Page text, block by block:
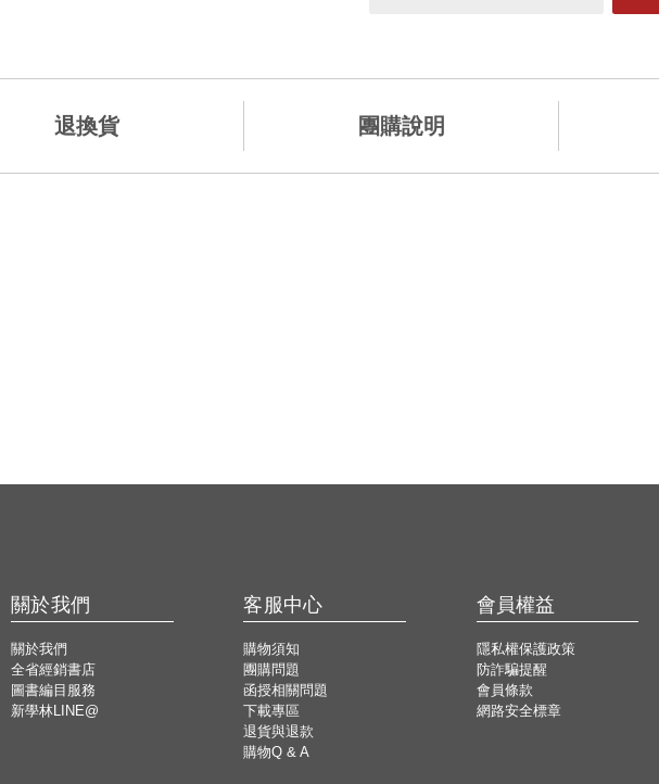
退換貨 團購說明
關於我們
關於我們
全省經銷書店
圖書編目服務
新學林LINE@
客服中心
購物須知
團購問題
函授相關問題
下載專區
退貨與退款
購物Q & A
會員權益
隱私權保護政策
防詐騙提醒
會員條款
網路安全標章